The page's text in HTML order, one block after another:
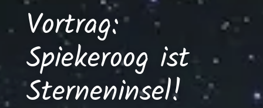
Vortrag:
Spiekeroog ist
Sterneninsel!